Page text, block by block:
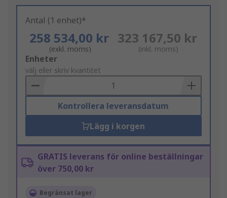
Antal (1 enhet)*
258 534,00 kr
(exkl. moms)
323 167,50 kr
(inkl. moms)
Add
to
Basket
Enheter
välj eller skriv kvantitet
Kontrollera leveransdatum
Lägg i korgen
GRATIS leverans för online beställningar
över 750,00 kr
Begränsat lager